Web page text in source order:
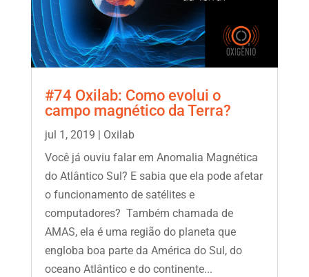
#74 Oxilab: Como evolui o
campo magnético da Terra?
jul 1, 2019
Oxilab
Você já ouviu falar em Anomalia Magnética
do Atlântico Sul? E sabia que ela pode afetar
o funcionamento de satélites e
computadores? Também chamada de
AMAS, ela é uma região do planeta que
engloba boa parte da América do Sul, do
oceano Atlântico e do continente...